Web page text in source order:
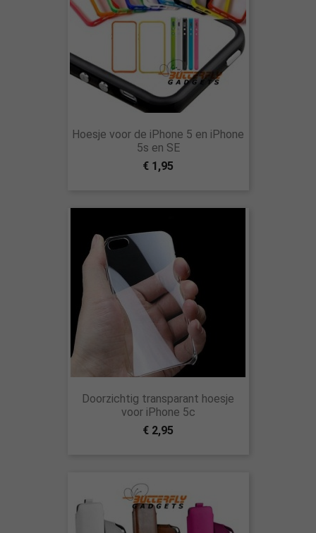
Hoesje voor de iPhone 5 en iPhone
5s en SE
€ 1,95
Doorzichtig transparant hoesje
voor iPhone 5c
€ 2,95